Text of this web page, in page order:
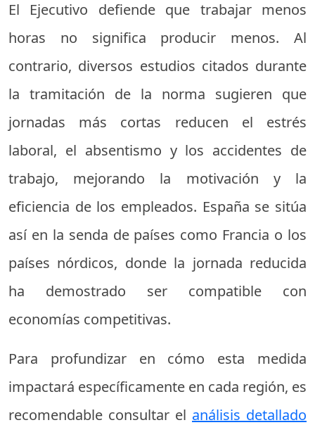
El Ejecutivo defiende que trabajar menos
horas no significa producir menos. Al
contrario, diversos estudios citados durante
la tramitación de la norma sugieren que
jornadas más cortas reducen el estrés
laboral, el absentismo y los accidentes de
trabajo, mejorando la motivación y la
eficiencia de los empleados. España se sitúa
así en la senda de países como Francia o los
países nórdicos, donde la jornada reducida
ha demostrado ser compatible con
economías competitivas.
Para profundizar en cómo esta medida
impactará específicamente en cada región, es
recomendable consultar el análisis detallado